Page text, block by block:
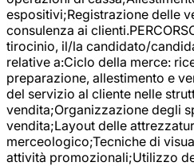
espositivi;Registrazione delle
consulenza ai
tirocinio, il/la candidato/
relative a:Ciclo della merce:
preparazione, allestimento e
del servizio al cliente nelle
vendita;Organizzazione degli
vendita;Layout delle
merceologico;Tecniche di
attività promozionali;Utilizzo